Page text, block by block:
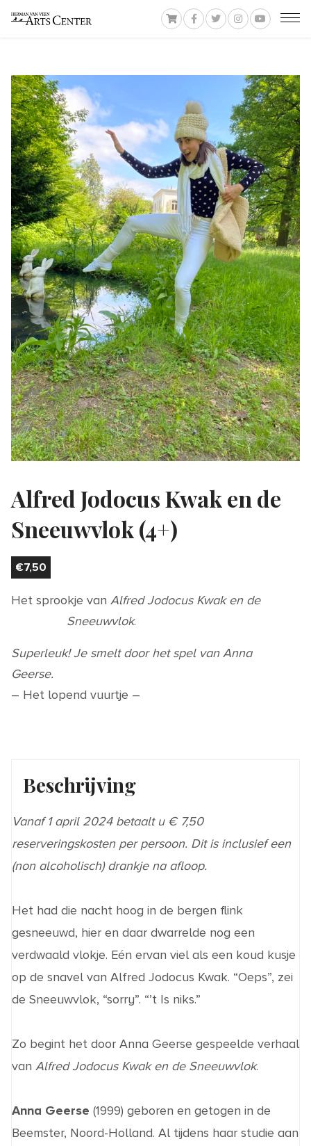
Alfred Jodocus Kwak en de
Sneeuwvlok (4+)
€7,50
Het sprookje van Alfred Jodocus Kwak en de
Sneeuwvlok.
Superleuk! Je smelt door het spel van Anna
Geerse.
– Het lopend vuurtje –
Beschrijving
Vanaf 1 april 2024 betaalt u € 7,50
reserveringskosten per persoon. Dit is inclusief een
(non alcoholisch) drankje na afloop.
Het had die nacht hoog in de bergen flink
gesneeuwd, hier en daar dwarrelde nog een
verdwaald vlokje. Eén ervan viel als een koud kusje
op de snavel van Alfred Jodocus Kwak. “Oeps”, zei
de Sneeuwvlok, “sorry”. “’t Is niks.”
Zo begint het door Anna Geerse gespeelde verhaal
van Alfred Jodocus Kwak en de Sneeuwvlok.
Anna Geerse (1999) geboren en getogen in de
Beemster, Noord-Holland. Al tijdens haar studie aan